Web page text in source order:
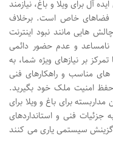
آل برای ویلا و باغ، نیازمند
فضاهای خاص است. برخلاف
هایی مانند نبود اینترنت
و عدم حضور دائمی
بر نیازهای ویژه شما، به
های مناسب و راهکارهای فنی
حفظ امنیت ملک خود بگیرید.
برای باغ و ویلا برای
جزئیات فنی و استانداردهای
گزینش سیستمی یاری می کنند